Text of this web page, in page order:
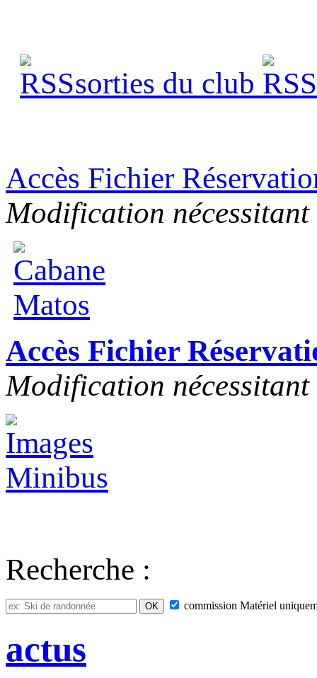
sorties du club
Accès Fichier
Modification
Accès Fichier
Modification
Recherche :
commission Matériel
actus